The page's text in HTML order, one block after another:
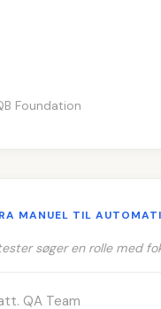
Foundation
MANUEL TIL
søger en rolle med
QA Team